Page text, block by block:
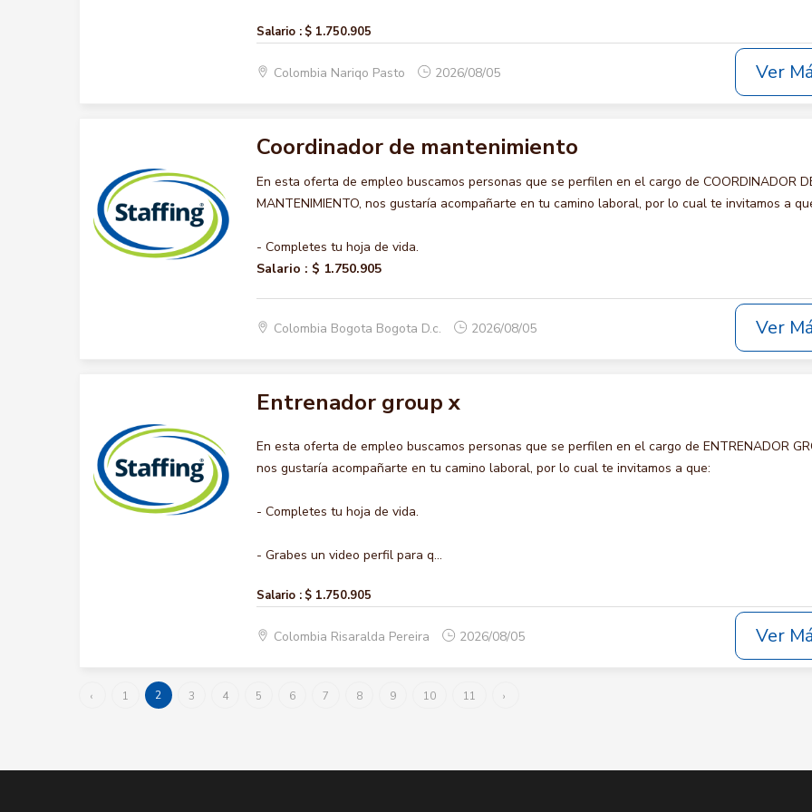
Salario : $ 1.750.905
Colombia Nariqo Pasto 2026/08/05 Ver
Coordinador de mantenimiento
En esta oferta de empleo buscamos personas que se perfilen en el cargo de COORDINADOR
MANTENIMIENTO, nos gustaría acompañarte en tu camino laboral, por lo cual te invitamos a
- Completes tu hoja de vida.
Salario : $ 1.750.905
Colombia Bogota Bogota D.c. 2026/08/05 Ver
Entrenador group x
En esta oferta de empleo buscamos personas que se perfilen en el cargo de ENTRENADOR
nos gustaría acompañarte en tu camino laboral, por lo cual te invitamos a que:
- Completes tu hoja de vida.
- Grabes un video perfil para q...
Salario : $ 1.750.905
Colombia Risaralda Pereira 2026/08/05 Ver
‹ 1 2 3 4 5 6 7 8 9 10 11 ›